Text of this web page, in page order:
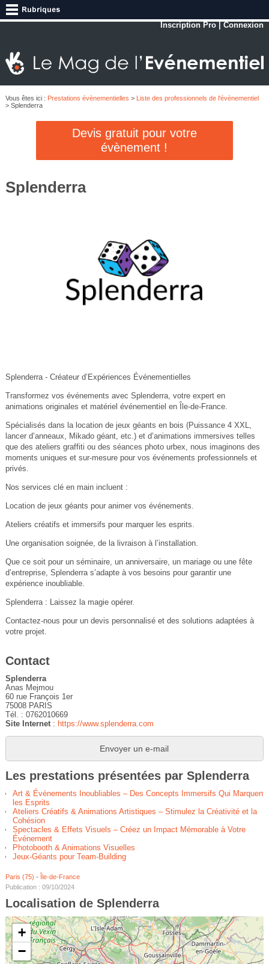
Inscription Pro |Connexion
Vous êtes ici : Prestations évènementielles >
Liste des professionnels de l'évènementiel
> Splenderra
Devis gratuit pour votre
évènement !
Splenderra
Splenderra - Créateur d’Expériences Événementielles
Transformez vos événements avec Splenderra, votre expert en
animations originales et matériel événementiel en Île-de-France.
Spécialisés dans la location de jeux géants en bois (Puissance 4 XXL,
lancer d’anneaux, Mikado géant, etc.) et d’animations immersives telles
que des ateliers graffiti ou des séances photo urbex, nous imaginons des
moments uniques et sur-mesure pour vos événements professionnels et
privés.
Nos services clé en main incluent :
Location de jeux géants pour animer vos événements.
Ateliers créatifs et immersifs pour marquer les esprits.
Une organisation soignée, de la livraison à l’installation.
Que ce soit pour un séminaire, un anniversaire, un mariage ou une fête
d’entreprise, Splenderra s’adapte à vos besoins pour garantir une
expérience inoubliable.
Splenderra : Laissez la magie opérer.
Contactez-nous pour un devis personnalisé et des solutions adaptées à
votre projet.
Contact
Splenderra
Anas Mejmou
60 rue François 1er
75008 PARIS
Tél. : 0762010669
Site Internet: https://www.splenderra.com
Envoyer un e-mail
Les prestations présentées par Splenderra
Art & Événements Inoubliables – Des Concepts Immersifs Qui Marquent
les Esprits
Ateliers Créatifs & Animations Artistiques – Stimulez la Créativité et la
Cohésion
Spectacles & Effets Visuels – Créez un Impact Mémorable à Votre
Événement
Photobooth & Animations Visuelles
Jeux-Géants pour Team-Building
Paris (75) -
Île-de-France
Publication : 09/10/2024
Localisation de Splenderra
+
−